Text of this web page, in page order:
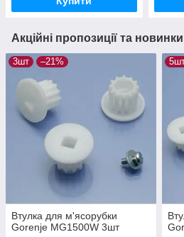
RMG1203)
Акційні пропозиції та новинки
3шт –21%
Втулка для м'ясорубки
Gorenje MG1500W 3шт